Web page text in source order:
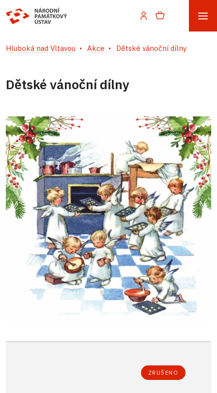
Hluboká nad Vltavou Akce Dětské vánoční dílny
Dětské vánoční dílny
ZRUŠENO